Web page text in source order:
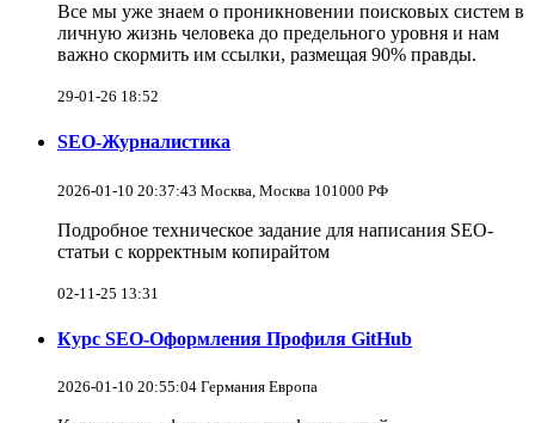
Все мы уже знаем о проникновении поисковых систем в
личную жизнь человека до предельного уровня и нам
важно скормить им ссылки, размещая 90% правды.
29-01-26 18:52
SEO-Журналистика
2026-01-10 20:37:43 Москва, Москва 101000 РФ
Подробное техническое задание для написания SEO-
статьи с корректным копирайтом
02-11-25 13:31
Курс SEO-Оформления Профиля GitHub
2026-01-10 20:55:04 Германия Европа